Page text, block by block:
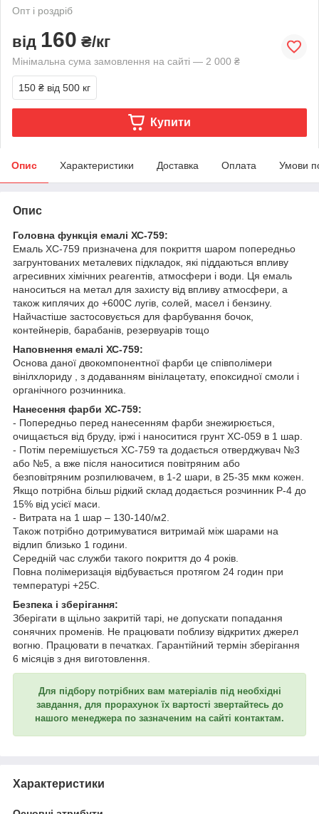
Опт і роздріб
від 160 ₴/кг
Мінімальна сума замовлення на сайті — 2 000 ₴
150 ₴ від 500 кг
Купити
Опис Характеристики Доставка Оплата Умови
Опис
Головна функція емалі ХС-759:
Емаль ХС-759 призначена для покриття шаром попередньо
загрунтованих металевих підкладок, які піддаються впливу
агресивних хімічних реагентів, атмосфери і води. Ця емаль
наноситься на метал для захисту від впливу атмосфери, а
також киплячих до +600С лугів, солей, масел і бензину.
Найчастіше застосовується для фарбування бочок,
контейнерів, барабанів, резервуарів тощо
Наповнення емалі ХС-759:
Основа даної двокомпонентної фарби це співполімери
вінілхлориду , з додаванням вінілацетату, епоксидної смоли і
органічного розчинника.
Нанесення фарби ХС-759:
- Попередньо перед нанесенням фарби знежирюється,
очищається від бруду, іржі і наноситися грунт ХС-059 в 1 шар.
- Потім перемішується ХС-759 та додається отверджувач №3
або №5, а вже після наноситися повітряним або
безповітряним розпилювачем, в 1-2 шари, в 25-35 мкм кожен.
Якщо потрібна більш рідкий склад додається розчинник Р-4 до
15% від усієї маси.
- Витрата на 1 шар – 130-140/м2.
Також потрібно дотримуватися витримай між шарами на
відлип близько 1 години.
Середній час служби такого покриття до 4 років.
Повна полімеризація відбувається протягом 24 годин при
температурі +25С.
Безпека і зберігання:
Зберігати в щільно закритій тарі, не допускати попадання
сонячних променів. Не працювати поблизу відкритих джерел
вогню. Працювати в печатках. Гарантійний термін зберігання
6 місяців з дня виготовлення.
Для підбору потрібних вам матеріалів під необхідні
завдання, для прорахунок їх вартості звертайтесь до
нашого менеджера по зазначеним на сайті контактам.
Характеристики